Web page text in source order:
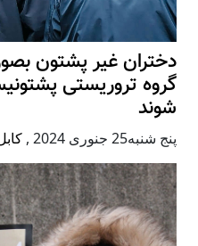
دختران غیر پشتون
گروه تروریستی
شوند
پنج شنبه25 جنوری 2024 ,